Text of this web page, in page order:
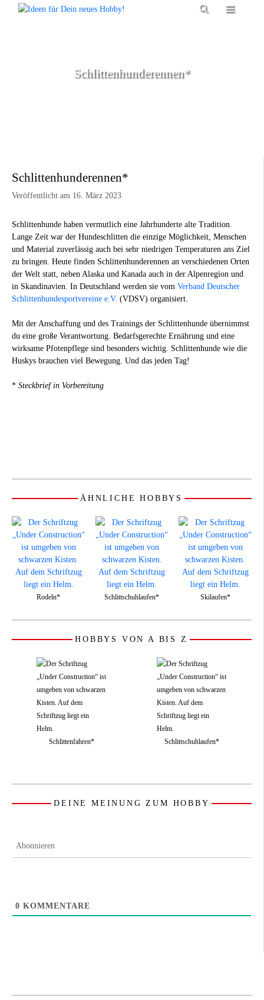
Menü
Schlittenhunderennen*
Schlittenhunderennen*
Veröffentlicht am 16. März 2023
Schlittenhunde haben vermutlich eine Jahrhunderte alte Tradition.
Lange Zeit war der Hundeschlitten die einzige Möglichkeit, Menschen
und Material zuverlässig auch bei sehr niedrigen Temperaturen ans Ziel
zu bringen. Heute finden Schlittenhunderennen an verschiedenen Orten
der Welt statt, neben Alaska und Kanada auch in der Alpenregion und
in Skandinavien. In Deutschland werden sie vom Verband Deutscher
Schlittenhundesportvereine e.V. (VDSV) organisiert.
Mit der Anschaffung und des Trainings der Schlittenhunde übernimmst
du eine große Verantwortung. Bedarfsgerechte Ernährung und eine
wirksame Pfotenpflege sind besonders wichtig. Schlittenhunde wie die
Huskys brauchen viel Bewegung. Und das jeden Tag!
* Steckbrief in Vorbereitung
ÄHNLICHE HOBBYS
Rodeln* Schlittschuhlaufen* Skilaufen*
HOBBYS VON A BIS Z
Schlittenfahren* Schlittschuhlaufen*
DEINE MEINUNG ZUM HOBBY
Abonnieren
0 KOMMENTARE